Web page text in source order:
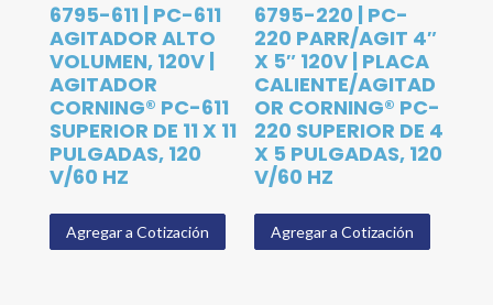
6795-611 | PC-611
AGITADOR ALTO
VOLUMEN, 120V |
AGITADOR
CORNING® PC-611
SUPERIOR DE 11 X 11
PULGADAS, 120
V/60 HZ
Agregar a Cotización
6795-220 | PC-
220 PARR/AGIT 4″
X 5″ 120V | PLACA
CALIENTE/AGITAD
OR CORNING® PC-
220 SUPERIOR DE 4
X 5 PULGADAS, 120
V/60 HZ
Agregar a Cotización